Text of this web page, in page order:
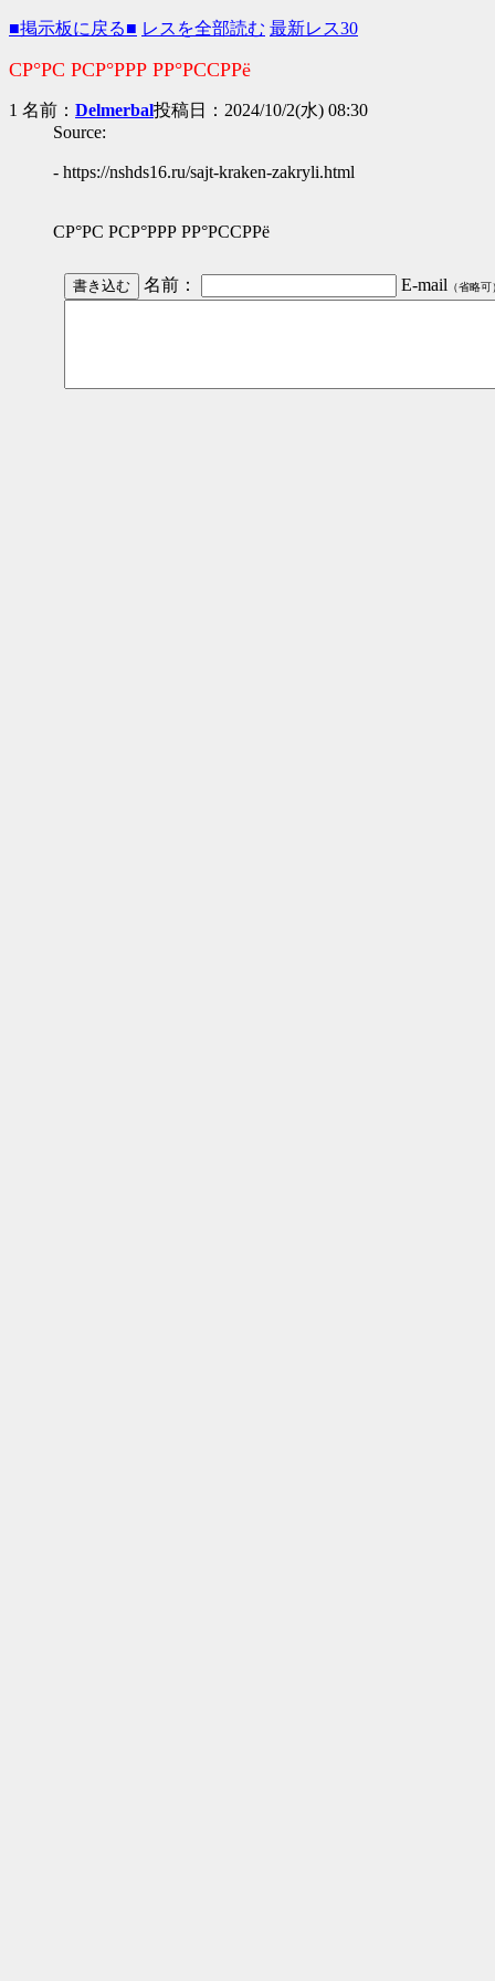
■掲示板に戻る■ レスを全部読む 最新レス30
СР°РС РСР°РРР РР°РССРРё
1 名前： Delmerbal投稿日：2024/10/2(水) 08:30
Source:
- https://nshds16.ru/sajt-kraken-zakryli.html
СР°РС РСР°РРР РР°РССРРё
名前： E-mail （省略可